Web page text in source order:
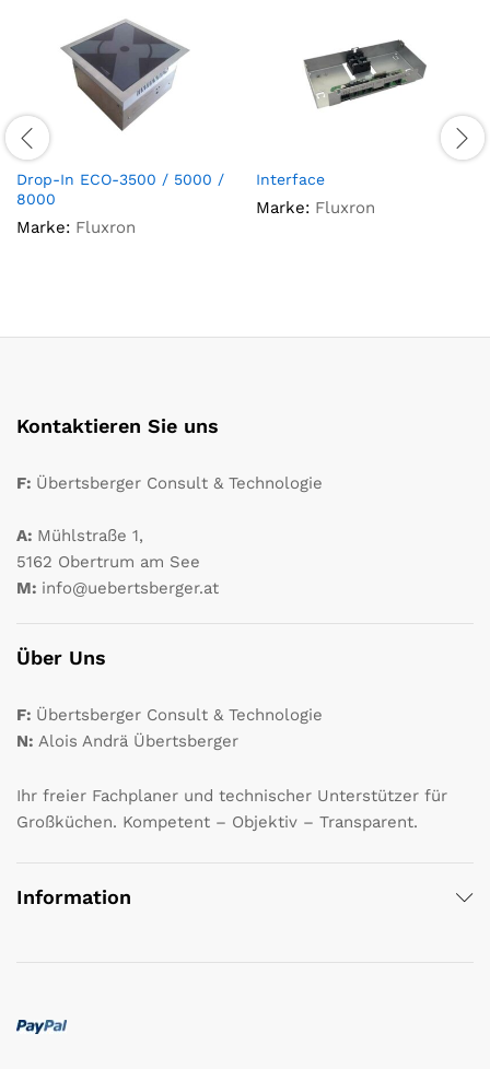
Drop-In ECO-3500 / 5000 /
8000
Marke: Fluxron
Interface
Marke: Fluxron
Kontaktieren Sie uns
F: Übertsberger Consult & Technologie
A: Mühlstraße 1,
5162 Obertrum am See
M: info@uebertsberger.at
Über Uns
F: Übertsberger Consult & Technologie
N: Alois Andrä Übertsberger
Ihr freier Fachplaner und technischer Unterstützer für
Großküchen. Kompetent – Objektiv – Transparent.
Information